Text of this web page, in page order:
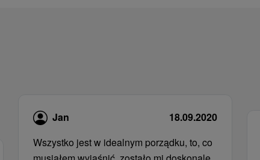
Jan
18.09.2020
Wszystko jest w idealnym porządku, to, co